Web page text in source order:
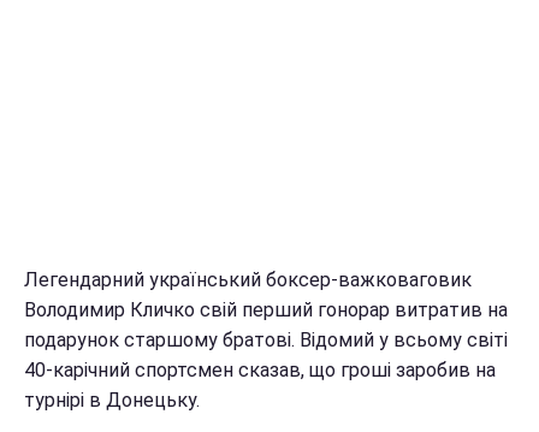
Легендарний український боксер-важковаговик
Володимир Кличко свій перший гонорар витратив на
подарунок старшому братові. Відомий у всьому світі
40-карічний спортсмен сказав, що гроші заробив на
турнірі в Донецьку.